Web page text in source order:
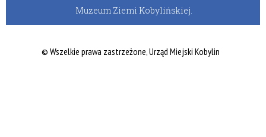
Muzeum Ziemi Kobylińskiej.
© Wszelkie prawa zastrzeżone, Urząd Miejski Kobylin